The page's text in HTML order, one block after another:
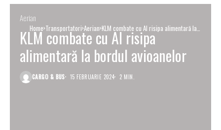
Home Transportatori Aerian KLM combate cu AI risipa alimentară la
bordul avioanelor
Aerian
KLM combate cu AI risipa
alimentară la bordul avioanelor
CARGO & BUS 15 FEBRUARIE 2024 2 MIN.